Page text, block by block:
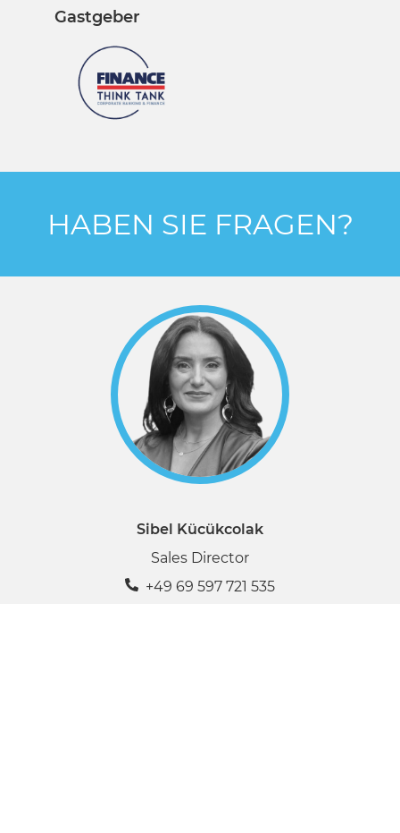
Gastgeber
HABEN SIE FRAGEN?
Sibel Kücükcolak
Sales Director
+49 69 597 721 535